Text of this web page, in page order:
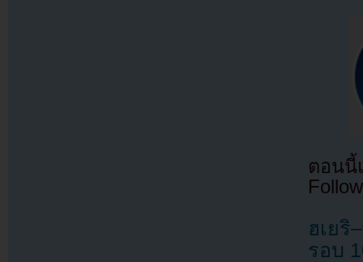
ตอนนี้
ฮเยริ
รอบ